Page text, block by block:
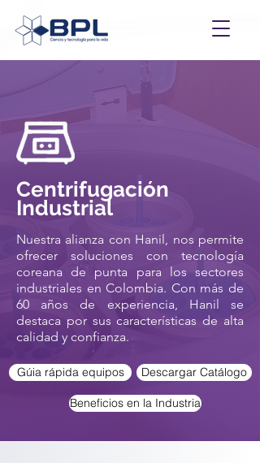
Centrifugación
Industrial
Nuestra alianza con Hanil, nos permite
ofrecer soluciones con tecnología
coreana de punta para los sectores
industriales en Colombia. Con más de
60 años de experiencia, Hanil se
destaca por sus características de alta
calidad y confianza.
Gúia rápida equipos Descargar Catálogo
Beneficios en la Industria